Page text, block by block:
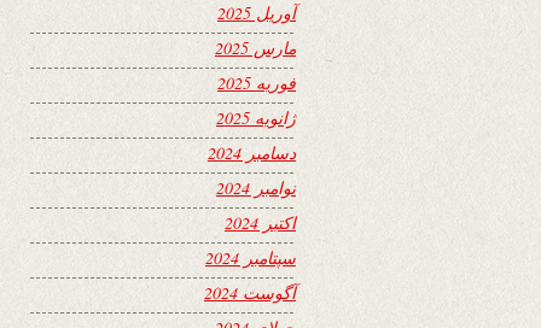
آوریل 2025
مارس 2025
فوریه 2025
ژانویه 2025
دسامبر 2024
نوامبر 2024
اکتبر 2024
سپتامبر 2024
آگوست 2024